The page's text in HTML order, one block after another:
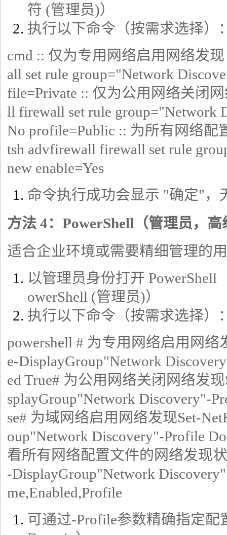
符 (管理员)）
执行以下命令（按需求选择）
cmd :: 仅为专用网络启用网络发
all set rule group="Network
file=Private :: 仅为公用网络关闭
ll firewall set rule group="Network
No profile=Public :: 为所有网络配
tsh advfirewall firewall set rule
new enable=Yes
命令执行成功会显示 "确定"，
方法 4：PowerShell（管理员，
适合企业环境或需要精细管理的
以管理员身份打开 PowerShell
owerShell (管理员)）
执行以下命令（按需求选择）
powershell # 为专用网络启用网络
e-DisplayGroup"Network
ed True# 为公用网络关闭网络发
splayGroup"Network Discovery"-
se# 为域网络启用网络发现Set-
oup"Network Discovery"-Profile
看所有网络配置文件的网络发现
-DisplayGroup"Network
me,Enabled,Profile
可通过-Profile参数精确指定配